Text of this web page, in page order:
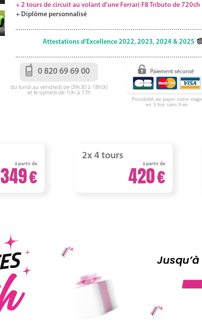
+ 2 tours de circuit au volant d'une Ferrari F8 Tributo de 720ch
+ Diplôme personnalisé
Attestations d'Excellence 2022, 2023, 2024 & 2025
0 820 69 69 00
du lundi au vendredi de 09h30 à 18h00
et le samedi de 10h à 17h
Possibilité de payer votre stage
en 3 fois sans frais
à partir de
349
2x 4 tours
à partir de
420